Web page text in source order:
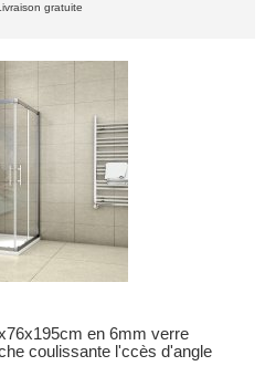
gratuite
en 6mm verre
coulissante l'ccès d'angle